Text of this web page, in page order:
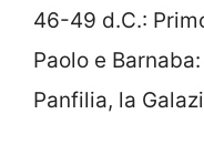
46-49 d.C.:
Paolo e
Panfilia, la